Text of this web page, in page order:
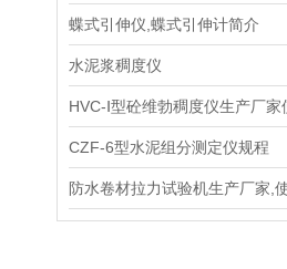
蝶式引伸仪,蝶式引伸计简介
水泥浆稠度仪
CZF-6型水泥组分测定仪规程